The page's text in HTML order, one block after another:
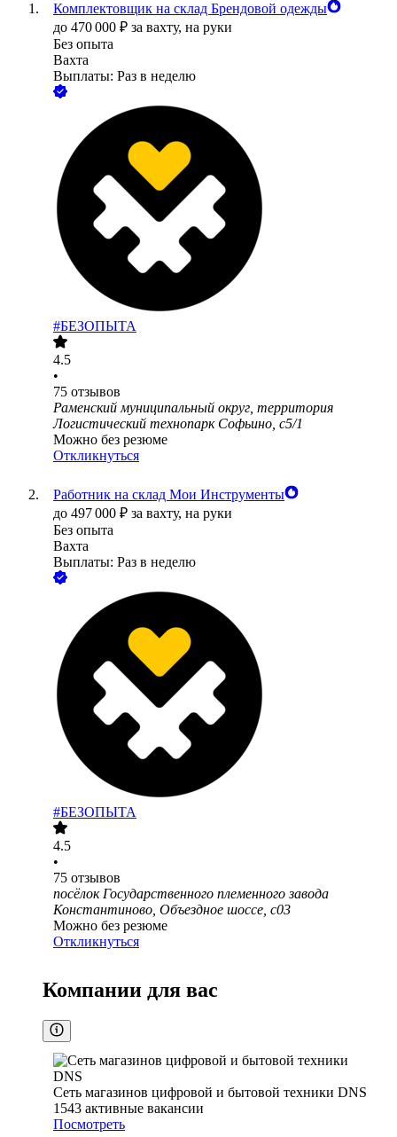
Комплектовщик на склад Брендовой одежды
до 470 000 ₽ за вахту, на руки
Без опыта
Вахта
Выплаты: Раз в неделю
#БЕЗОПЫТА
4.5
•
75 отзывов
Раменский муниципальный округ, территория
Логистический технопарк Софьино, с5/1
Можно без резюме
Откликнуться
Работник на склад Мои Инструменты
до 497 000 ₽ за вахту, на руки
Без опыта
Вахта
Выплаты: Раз в неделю
#БЕЗОПЫТА
4.5
•
75 отзывов
посёлок Государственного племенного завода
Константиново, Объездное шоссе, с03
Можно без резюме
Откликнуться
Компании для вас
Сеть магазинов цифровой и бытовой техники DNS
1543 активные вакансии
Посмотреть